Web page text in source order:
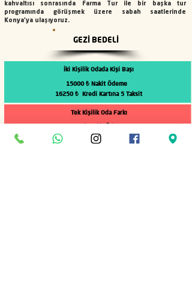
kahvaltısı sonrasında Farma Tur ile bir başka tur
programında görüşmek üzere sabah saatlerinde
Konya’ya ulaşıyoruz.
GEZİ BEDELİ
İki Kişilik OdadaKişi Başı
15000 ₺ Nakit Ödeme
16250 ₺ Kredi Kartına 5 Taksit
Tek Kişilik Oda Farkı
4500 ₺ Nakit Ödeme
4875 ₺ Kredi Kartına 5 Taksit